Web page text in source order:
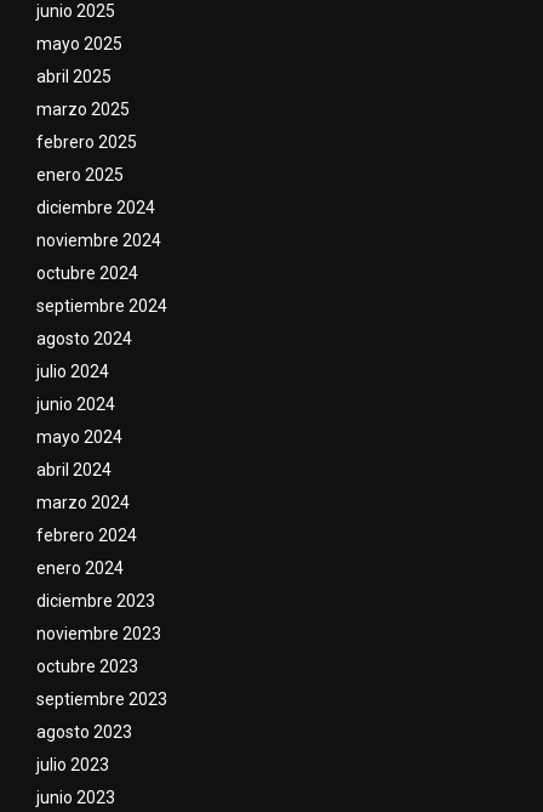
junio 2025
mayo 2025
abril 2025
marzo 2025
febrero 2025
enero 2025
diciembre 2024
noviembre 2024
octubre 2024
septiembre 2024
agosto 2024
julio 2024
junio 2024
mayo 2024
abril 2024
marzo 2024
febrero 2024
enero 2024
diciembre 2023
noviembre 2023
octubre 2023
septiembre 2023
agosto 2023
julio 2023
junio 2023